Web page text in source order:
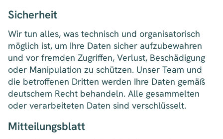
Sicherheit
Wir tun alles, was technisch und organisatorisch
möglich ist, um Ihre Daten sicher aufzubewahren
und vor fremden Zugriffen, Verlust, Beschädigung
oder Manipulation zu schützen. Unser Team und
die betroffenen Dritten werden Ihre Daten gemäß
deutschem Recht behandeln. Alle gesammelten
oder verarbeiteten Daten sind verschlüsselt.
Mitteilungsblatt